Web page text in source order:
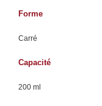
Forme
Carré
Capacité
200 ml